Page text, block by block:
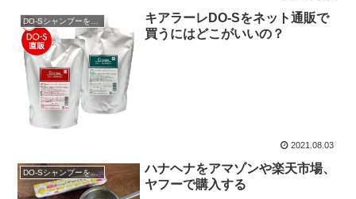
キアラーレDO-Sをネット通販で
買うにはどこがいいの？
2021.08.03
DO-Sシャンプーを購入
ハナヘナをアマゾンや楽天市場、
ヤフーで購入する